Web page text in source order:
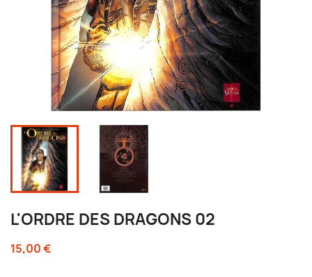
L'ORDRE DES DRAGONS 02
15,00 €